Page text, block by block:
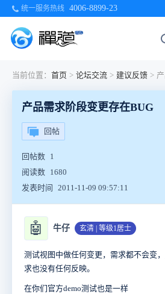
统一服务热线 4006-8899-23
当前位置： 首页 > 论坛交流 > 建议反馈 >
产品需求阶段变更存在BUG
回帖
回帖数 1
阅读数 1680
发表时间
2011-11-09 09:57:11
🤖 牛仔 玄清 | 等级1居士
测试视图中做任何变更，需求都不会变
求也没有任何反映。
在你们官方demo测试也是一样